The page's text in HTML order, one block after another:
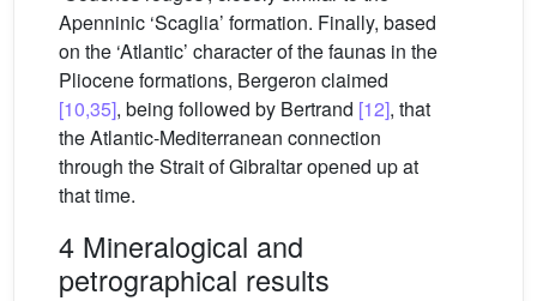
Apenninic ‘Scaglia’ formation. Finally, based
on the ‘Atlantic’ character of the faunas in the
Pliocene formations, Bergeron claimed
[10,35], being followed by Bertrand [12], that
the Atlantic-Mediterranean connection
through the Strait of Gibraltar opened up at
that time.
4 Mineralogical and
petrographical results